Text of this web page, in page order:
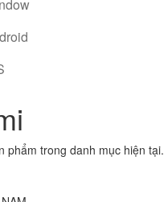
phẩm trong danh mục hiện tại.